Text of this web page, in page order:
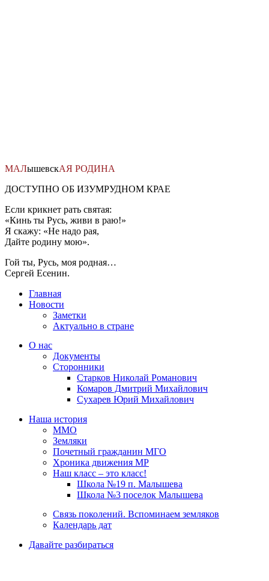
МАЛышевскАЯ РОДИНА
ДОСТУПНО ОБ ИЗУМРУДНОМ КРАЕ
Если крикнет рать святая:
«Кинь ты Русь, живи в раю!»
Я скажу: «Не надо рая,
Дайте родину мою».
Гой ты, Русь, моя родная…
Сергей Есенин.
Главная
Новости
Заметки
Актуально в стране
О нас
Документы
Сторонники
Старков Николай Романович
Комаров Дмитрий Михайлович
Сухарев Юрий Михайлович
Наша история
ММО
Земляки
Почетный гражданин МГО
Хроника движения МР
Наш класс – это класс!
Школа №19 п. Малышева
Школа №3 поселок Малышева
Связь поколений. Вспоминаем земляков
Календарь дат
Давайте разбираться